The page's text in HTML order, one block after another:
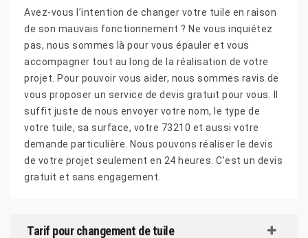
Avez-vous l’intention de changer votre tuile en raison
de son mauvais fonctionnement ? Ne vous inquiétez
pas, nous sommes là pour vous épauler et vous
accompagner tout au long de la réalisation de votre
projet. Pour pouvoir vous aider, nous sommes ravis de
vous proposer un service de devis gratuit pour vous. Il
suffit juste de nous envoyer votre nom, le type de
votre tuile, sa surface, votre 73210 et aussi votre
demande particulière. Nous pouvons réaliser le devis
de votre projet seulement en 24 heures. C’est un devis
gratuit et sans engagement.
Tarif pour changement de tuile